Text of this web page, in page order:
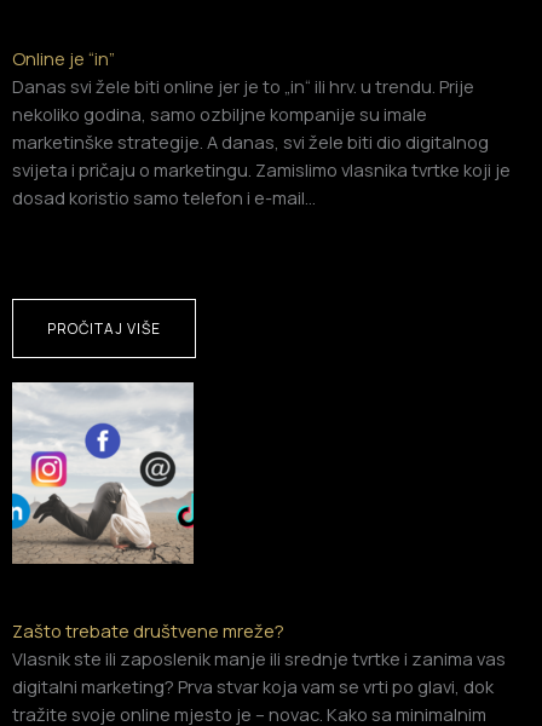
Online je “in”
Danas svi žele biti online jer je to „in“ ili hrv. u trendu. Prije
nekoliko godina, samo ozbiljne kompanije su imale
marketinške strategije. A danas, svi žele biti dio digitalnog
svijeta i pričaju o marketingu. Zamislimo vlasnika tvrtke koji je
dosad koristio samo telefon i e-mail…
PROČITAJ VIŠE
Zašto trebate društvene mreže?
Vlasnik ste ili zaposlenik manje ili srednje tvrtke i zanima vas
digitalni marketing? Prva stvar koja vam se vrti po glavi, dok
tražite svoje online mjesto je – novac. Kako sa minimalnim